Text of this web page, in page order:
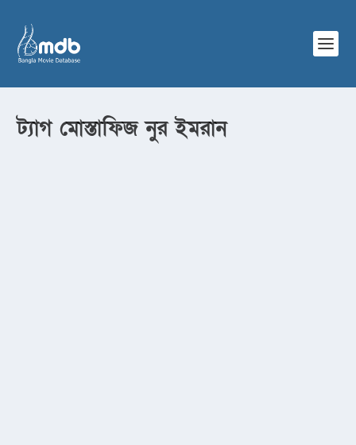
ট্যাগ মোস্তাফিজ নুর ইমরান